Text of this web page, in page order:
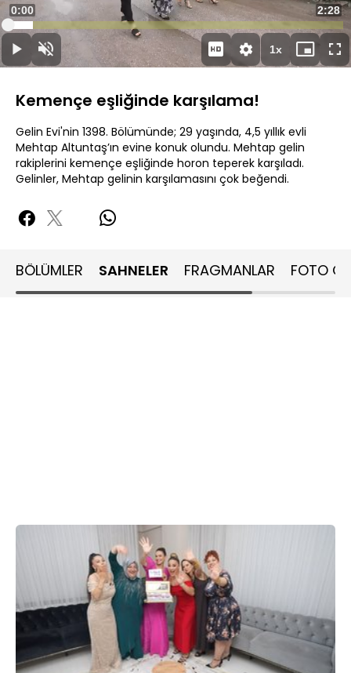
Oynat
OynatSesi
Aç
Süre
0:00
Süre
2:28
Yüklendi:
7.43%
1xOynatma
Hızı
Mini
oynatıcı
Kemençe eşliğinde karşılama!
Gelin Evi'nin 1398. Bölümünde; 29 yaşında, 4,5 yıllık evli
Mehtap Altuntaş’ın evine konuk olundu. Mehtap gelin
rakiplerini kemençe eşliğinde horon teperek karşıladı.
Gelinler, Mehtap gelinin karşılamasını çok beğendi.
BÖLÜMLER SAHNELER FRAGMANLAR FOTO